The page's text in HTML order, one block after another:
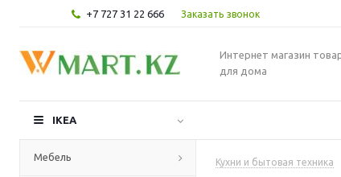
+7 727 31 22 666 Заказать звонок
Интернет магазин
для дома
IKEA
Мебель Кухни и бытовая техника